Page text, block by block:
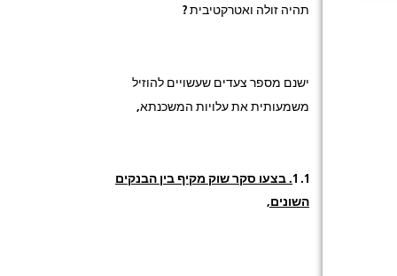
תהיה זולה ואטרקטיבית ?
ישנם מספר צעדים שעשויים להוזיל
משמעותית את עלויות המשכנתא,
1. בצעו סקר שוק מקיף בין הבנקים
השונים,